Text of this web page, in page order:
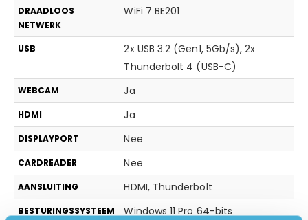
DRAADLOOS
NETWERK
WiFi 7 BE201
USB
2x USB 3.2 (Gen1, 5Gb/s), 2x
Thunderbolt 4 (USB-C)
WEBCAM Ja
HDMI Ja
DISPLAYPORT Nee
CARDREADER Nee
AANSLUITING HDMI, Thunderbolt
BESTURINGSSYSTEEM Windows 11 Pro 64-bits